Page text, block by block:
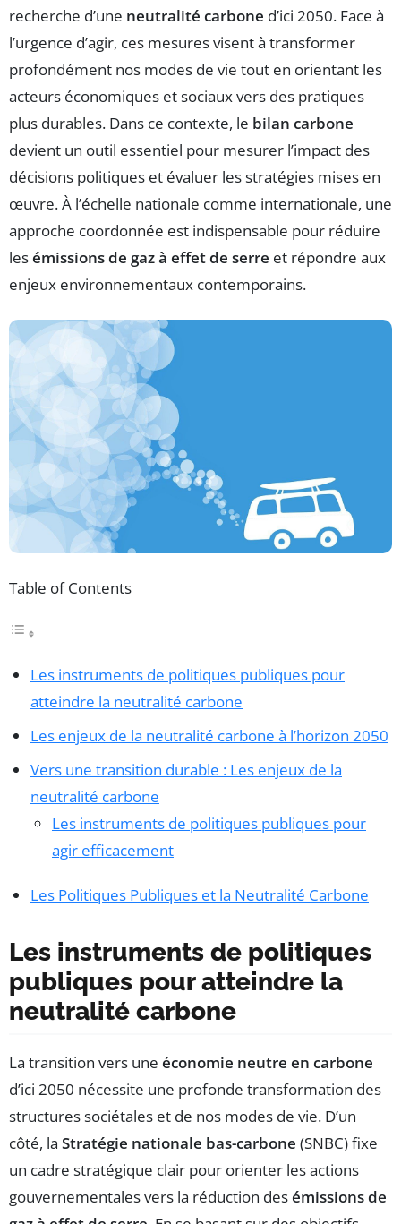
recherche d’une neutralité carbone d’ici 2050. Face à
l’urgence d’agir, ces mesures visent à transformer
profondément nos modes de vie tout en orientant les
acteurs économiques et sociaux vers des pratiques
plus durables. Dans ce contexte, le bilan carbone
devient un outil essentiel pour mesurer l’impact des
décisions politiques et évaluer les stratégies mises en
œuvre. À l’échelle nationale comme internationale, une
approche coordonnée est indispensable pour réduire
lesémissions de gaz à effet de serre et répondre aux
enjeux environnementaux contemporains.
Table of Contents
Les instruments de politiques publiques pour
atteindre la neutralité carbone
Les enjeux de la neutralité carbone à l’horizon 2050
Vers une transition durable : Les enjeux de la
neutralité carbone
Les instruments de politiques publiques pour
agir efficacement
Les Politiques Publiques et la Neutralité Carbone
Les instruments de politiques
publiques pour atteindre la
neutralité carbone
La transition vers une économie neutre en carbone
d’ici 2050 nécessite une profonde transformation des
structures sociétales et de nos modes de vie. D’un
côté, la Stratégie nationale bas-carbone (SNBC) fixe
un cadre stratégique clair pour orienter les actions
gouvernementales vers la réduction desémissions de